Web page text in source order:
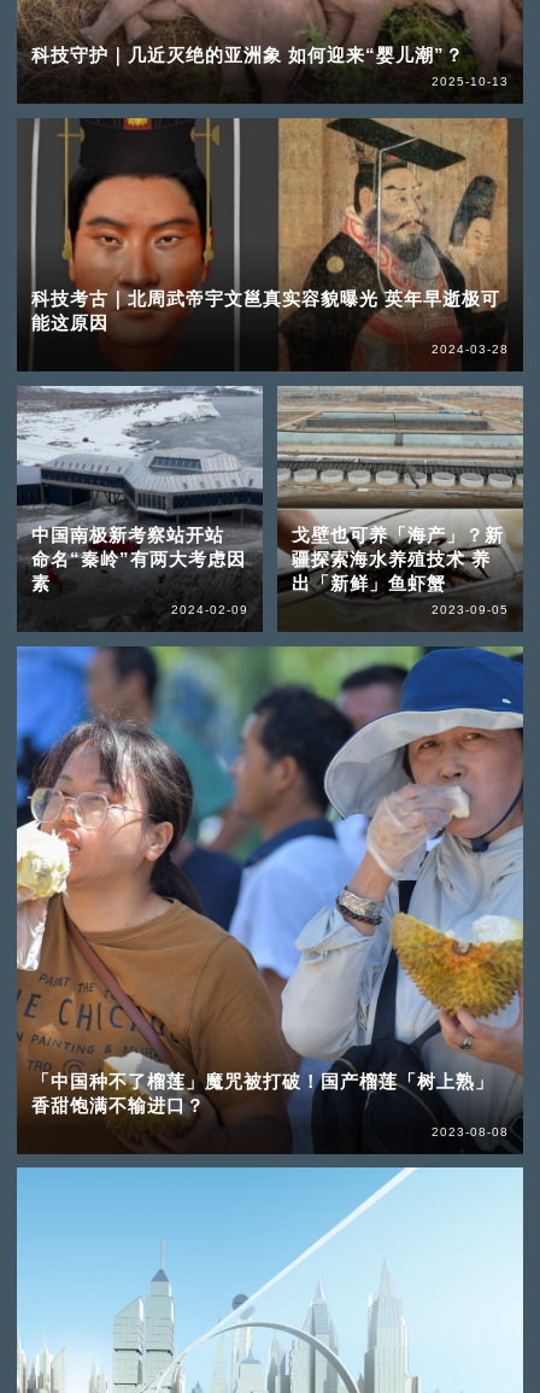
科技守护｜几近灭绝的亚洲象 如何迎来“婴儿潮”？
2025-10-13
科技考古｜北周武帝宇文邕真实容貌曝光 英年早逝极可
能这原因
2024-03-28
中国南极新考察站开站
命名“秦岭”有两大考虑因
素
2024-02-09
戈壁也可养「海产」？新
疆探索海水养殖技术 养
出「新鲜」鱼虾蟹
2023-09-05
「中国种不了榴莲」魔咒被打破！国产榴莲「树上熟」
香甜饱满不输进口？
2023-08-08